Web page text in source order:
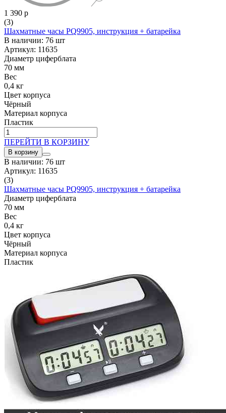
1 390 р
(3)
Шахматные часы PQ9905, инструкция + батарейка
В наличии: 76 шт
Артикул: 11635
Диаметр циферблата
70 мм
Вес
0,4 кг
Цвет корпуса
Чёрный
Материал корпуса
Пластик
ПЕРЕЙТИ В КОРЗИНУ
В корзину
В наличии: 76 шт
Артикул: 11635
(3)
Шахматные часы PQ9905, инструкция + батарейка
Диаметр циферблата
70 мм
Вес
0,4 кг
Цвет корпуса
Чёрный
Материал корпуса
Пластик